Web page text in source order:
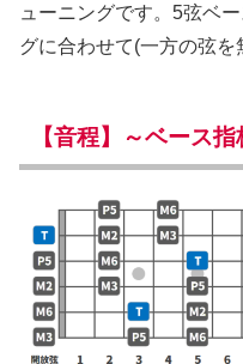
ューニングです。5弦ベ
グに合わせて(一方の弦を
【音程】～ベース指